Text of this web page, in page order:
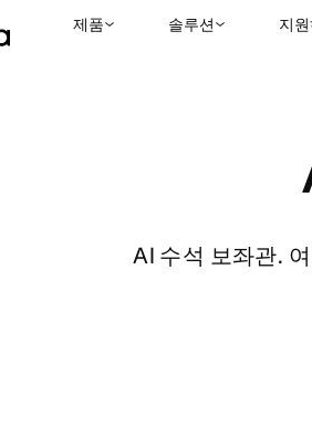
제품 솔루션 지
AI 수석 보좌관.